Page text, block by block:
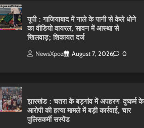
यूपी : गाजियाबाद में नाले के पानी से केले धोने
का वीडियो वायरल, सावन में आस्था से
खिलवाड़; शिकायत दर्ज
NewsXpoz August 7, 2026 0
झारखंड : चतरा के बड़गांव में अपहरण-दुष्कर्म के
आरोपी की हत्या मामले में बड़ी कार्रवाई, चार
पुलिसकर्मी सस्पेंड